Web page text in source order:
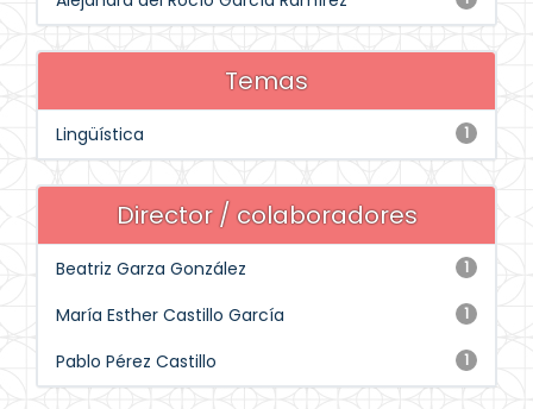
Temas
1
Lingüística
Director / colaboradores
1
Beatriz Garza González
1
María Esther Castillo García
1
Pablo Pérez Castillo